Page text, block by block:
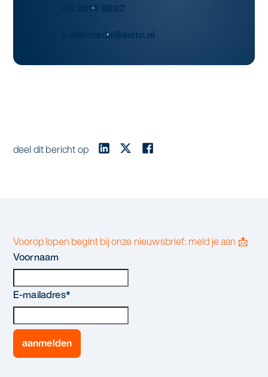
06 3814 9892
a.alkemade@asito.nl
deel dit bericht op
Voorop lopen begint bij onze nieuwsbrief: meld je aan 📩
Voornaam
E-mailadres*